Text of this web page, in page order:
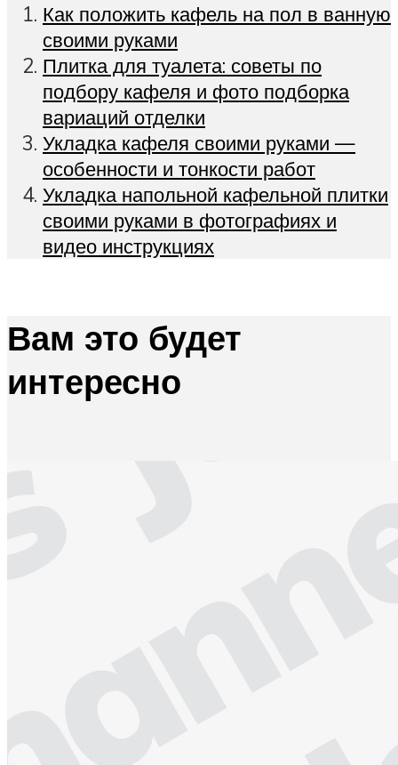
Как положить кафель на пол в ванную
своими руками
Плитка для туалета: советы по
подбору кафеля и фото подборка
вариаций отделки
Укладка кафеля своими руками —
особенности и тонкости работ
Укладка напольной кафельной плитки
своими руками в фотографиях и
видео инструкциях
Вам это будет
интересно